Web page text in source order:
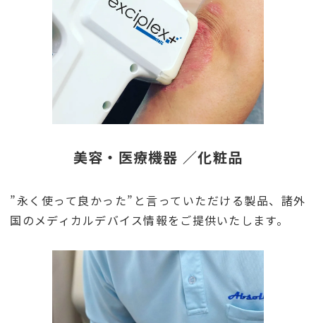
美容・医療機器 ／化粧品
”永く使って良かった”と言っていただける製品、諸外
国のメディカルデバイス情報をご提供いたします。